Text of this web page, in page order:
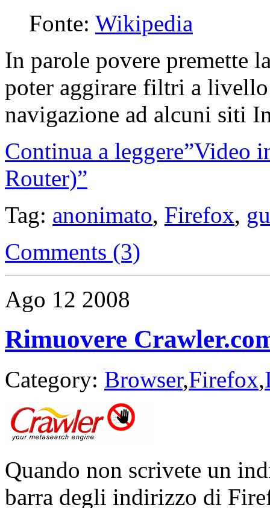
Fonte: Wikipedia
In parole povere premette
poter aggirare filtri a
navigazione ad alcuni siti
Continua a leggere”Video
Router)”
Tag: anonimato, Firefox,
Comments (3)
Ago 12 2008
Rimuovere
Category: Browser,Firefox,
Quando non scrivete un
barra degli indirizzo di